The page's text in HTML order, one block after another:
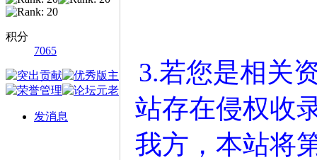
积分
7065
发消息
3.若您是相关
站存在侵权收
我方，本站将